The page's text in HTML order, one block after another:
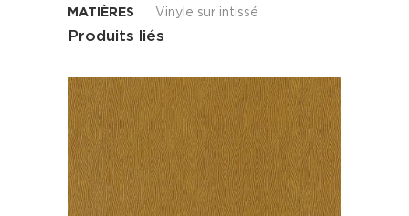
MATIÈRES
Vinyle sur intissé
Produits liés